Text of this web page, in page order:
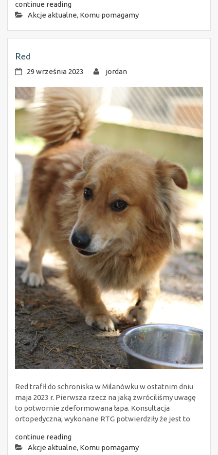
continue reading
Akcje aktualne, Komu pomagamy
Red
29 września 2023 jordan
Red trafił do schroniska w Milanówku w ostatnim dniu
maja 2023 r. Pierwsza rzecz na jaką zwróciliśmy uwagę
to potwornie zdeformowana łapa. Konsultacja
ortopedyczna, wykonane RTG potwierdziły że jest to
continue reading
Akcje aktualne, Komu pomagamy